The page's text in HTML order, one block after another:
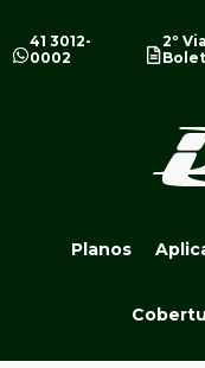
41 3012-
0002
2º
Planos